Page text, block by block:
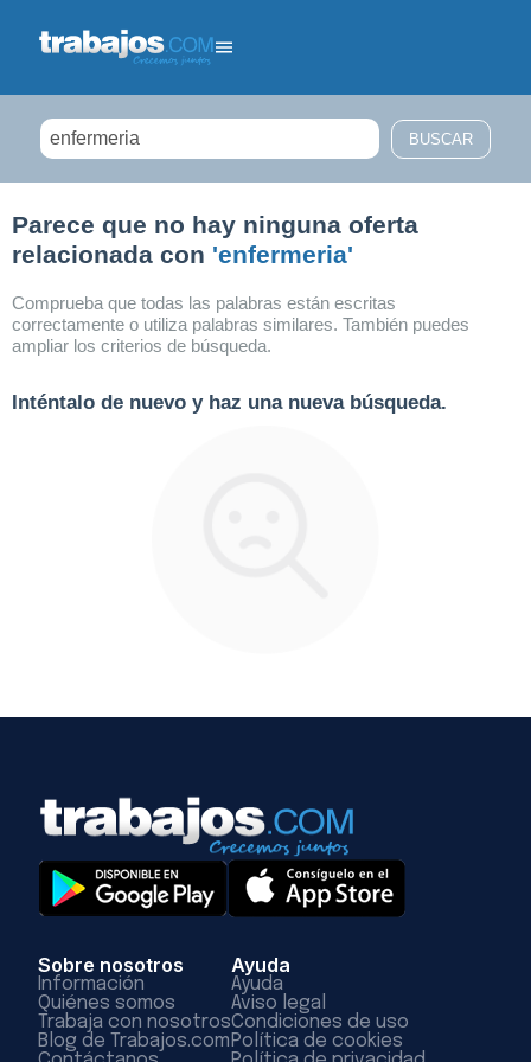
Parece que no hay ninguna oferta
relacionada con 'enfermeria'
Comprueba que todas las palabras están escritas
correctamente o utiliza palabras similares. También puedes
ampliar los criterios de búsqueda.
Inténtalo de nuevo y haz una nueva búsqueda.
Sobre nosotros
Información
Quiénes somos
Trabaja con nosotros
Blog de Trabajos.com
Ayuda
Ayuda
Aviso legal
Condiciones de uso
Política de cookies